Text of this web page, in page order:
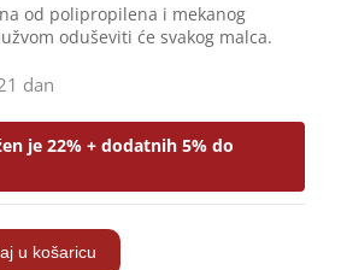
od polipropilena i mekanog
oduševiti će svakog malca.
dan
je 22% + dodatnih 5% do
u košaricu